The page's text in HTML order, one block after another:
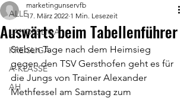
ALLE
LANDESLIGA
KREISLIGA
A-KLASSE
AH
Auswärts beim Tabellenführer
marketingunservfb
17. März 2022 1 Min. Lesezeit
Sieben Tage nach dem Heimsieg
gegen den TSV Gersthofen geht es für
die Jungs von Trainer Alexander
Methfessel am Samstag zum